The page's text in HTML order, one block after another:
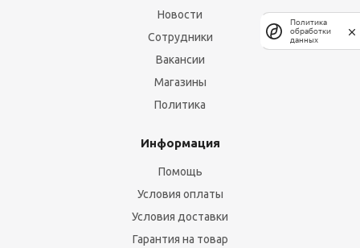
Новости
Сотрудники
Вакансии
Магазины
Политика
Информация
Помощь
Условия оплаты
Условия доставки
Гарантия на товар
Политика
обработки
данных